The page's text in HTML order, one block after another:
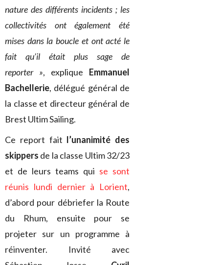
nature des différents incidents ; les
collectivités ont également été
mises dans la boucle et ont acté le
fait qu’il était plus sage de
reporter », explique Emmanuel
Bachellerie, délégué général de
la classe et directeur général de
Brest Ultim Sailing.
Ce report fait l’unanimité des
skippers de la classe Ultim 32/23
et de leurs teams qui se sont
réunis lundi dernier à Lorient,
d’abord pour débriefer la Route
du Rhum, ensuite pour se
projeter sur un programme à
réinventer. Invité avec